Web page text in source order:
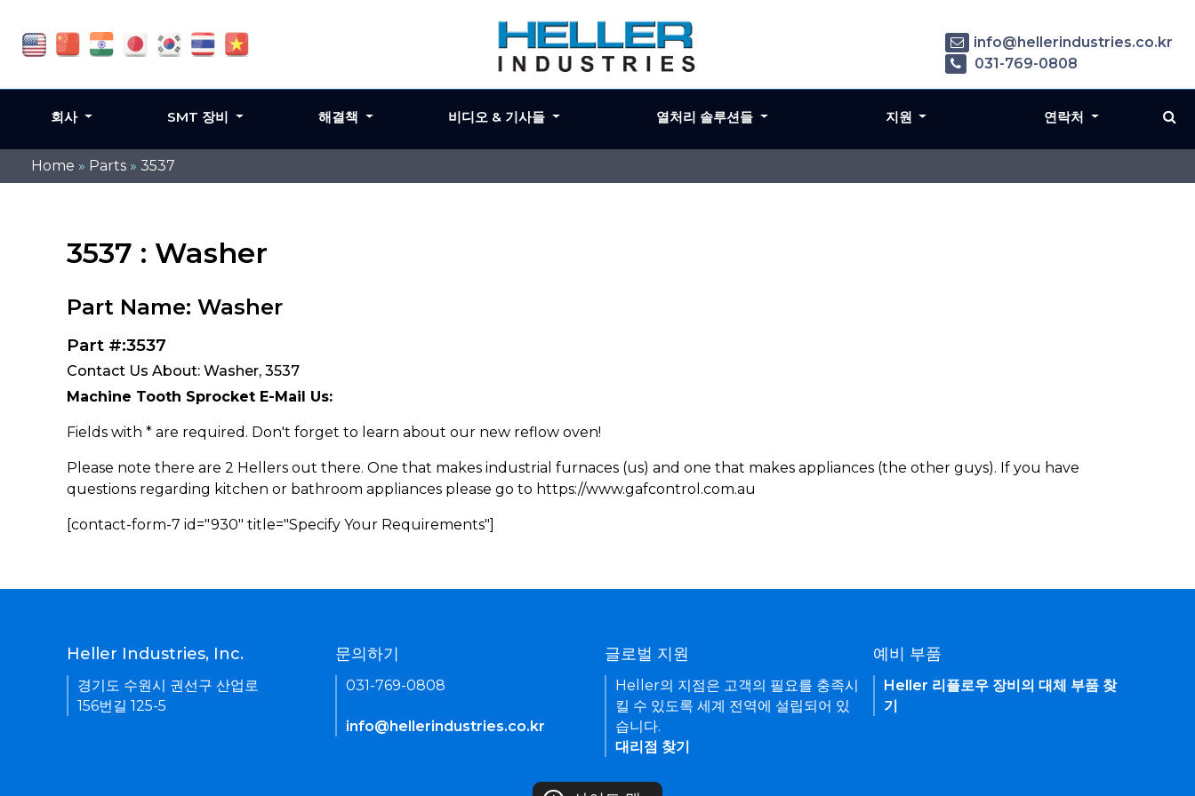
Home » Parts » 3537
3537 : Washer
Part Name: Washer
Part #:3537
Contact Us About: Washer, 3537
Machine Tooth Sprocket E-Mail Us:
Fields with * are required. Don't forget to learn about our new reflow oven!
Please note there are 2 Hellers out there. One that makes industrial furnaces (us) and one that makes appliances (the other guys). If you have
questions regarding kitchen or bathroom appliances please go to https://www.gafcontrol.com.au
[contact-form-7 id="930" title="Specify Your Requirements"]
info@hellerindustries.co.kr
031-769-0808
회사 SMT 장비 해결책 비디오 & 기사들 열처리 솔루션들 지원 연락처
Heller Industries, Inc.
경기도 수원시 권선구 산업로
156번길 125-5
문의하기
031-769-0808
info@hellerindustries.co.kr
글로벌 지원
Heller의 지점은 고객의 필요를 충족시
킬 수 있도록 세계 전역에 설립되어 있
습니다.
대리점 찾기
예비 부품
Heller 리플로우 장비의 대체 부품 찾
기